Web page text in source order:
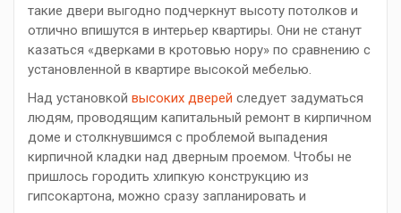
такие двери выгодно подчеркнут высоту потолков и
отлично впишутся в интерьер квартиры. Они не станут
казаться «дверками в кротовью нору» по сравнению с
установленной в квартире высокой мебелью.
Над установкой высоких дверей следует задуматься
людям, проводящим капитальный ремонт в кирпичном
доме и столкнувшимся с проблемой выпадения
кирпичной кладки над дверным проемом. Чтобы не
пришлось городить хлипкую конструкцию из
гипсокартона, можно сразу запланировать и